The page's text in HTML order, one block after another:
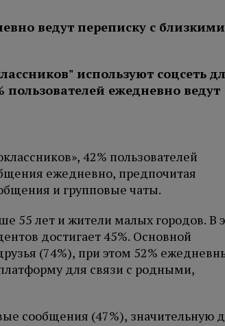
ведут переписку с
42% пользователей
ежедневно, предпочитая
и групповые чаты.
55 лет и жители малых городов. В
достигает 45%. Основной
(74%), при этом 52%
для связи с родными,
сообщения (47%), значительную